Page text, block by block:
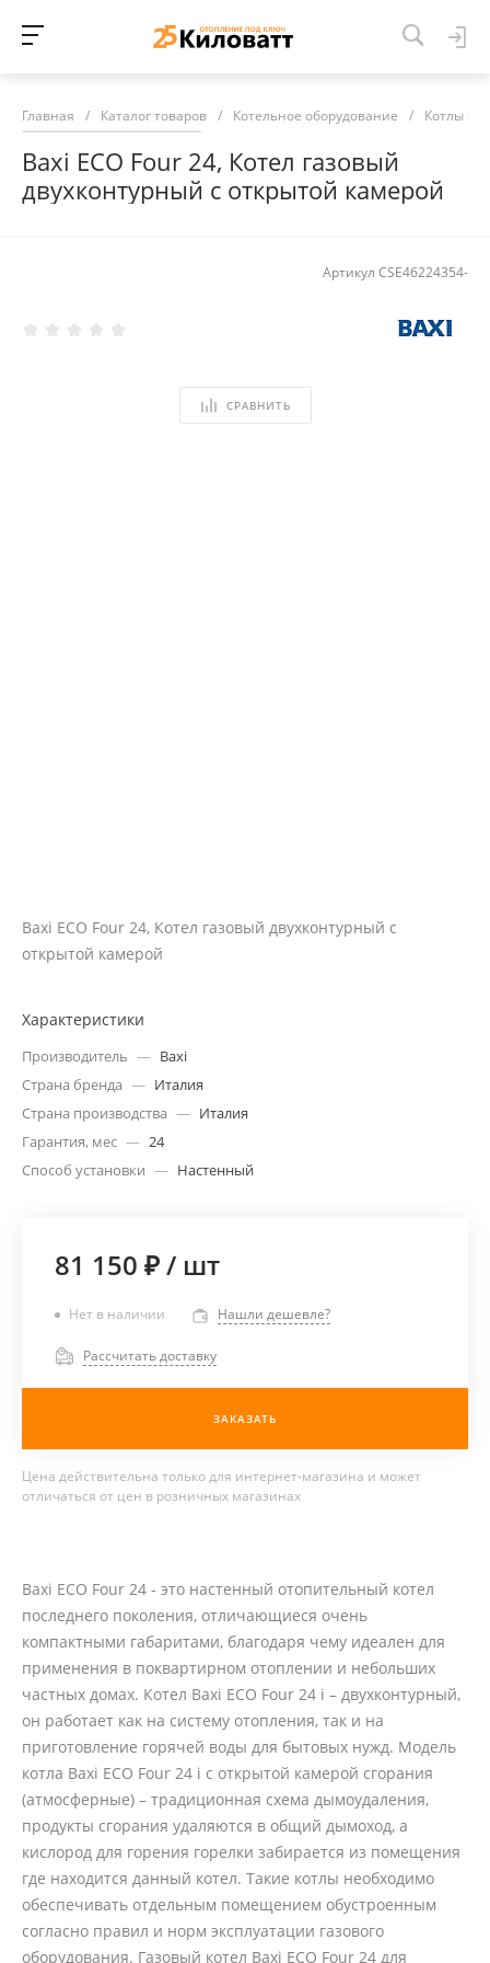
Главная / Каталог товаров / Котельное оборудование / Котлы
Baxi ECO Four 24, Котел газовый
двухконтурный с открытой камерой
Артикул CSE46224354-
СРАВНИТЬ
Baxi ECO Four 24, Котел газовый двухконтурный с
открытой камерой
Характеристики
Производитель — Baxi
Страна бренда — Италия
Страна производства — Италия
Гарантия, мес — 24
Способ установки — Настенный
81 150 ₽/ шт
Нет в наличии Нашли дешевле?
Рассчитать доставку
ЗАКАЗАТЬ
Цена действительна только для интернет-магазина и может
отличаться от цен в розничных магазинах
Baxi ECO Four 24 - это настенный отопительный котел
последнего поколения, отличающиеся очень
компактными габаритами, благодаря чему идеален для
применения в поквартирном отоплении и небольших
частных домах. Котел Baxi ECO Four 24 i – двухконтурный,
он работает как на систему отопления, так и на
приготовление горячей воды для бытовых нужд. Модель
котла Baxi ECO Four 24 i с открытой камерой сгорания
(атмосферные) – традиционная схема дымоудаления,
продукты сгорания удаляются в общий дымоход, а
кислород для горения горелки забирается из помещения
где находится данный котел. Такие котлы необходимо
обеспечивать отдельным помещением обустроенным
согласно правил и норм эксплуатации газового
оборудования. Газовый котел Baxi ECO Four 24 для